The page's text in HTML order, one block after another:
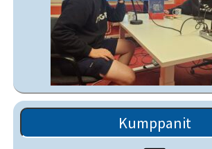
Kumppanit